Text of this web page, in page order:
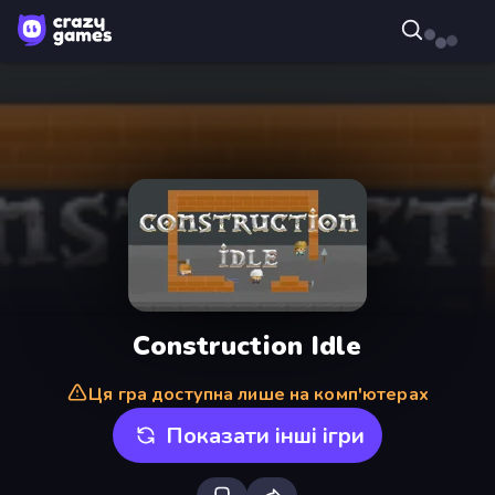
Construction Idle
Ця гра доступна лише на комп'ютерах
Показати інші ігри